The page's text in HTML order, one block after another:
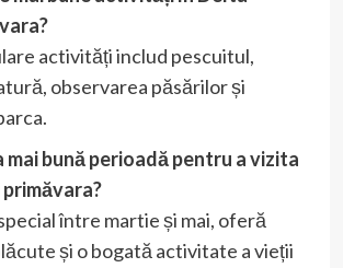
activități includ pescuitul,
observarea păsărilor și
mai bună perioadă pentru a vizita
între martie și mai, oferă
și o bogată activitate a vieții